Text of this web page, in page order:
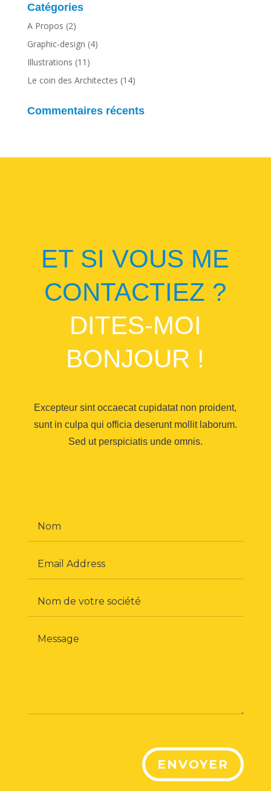
Catégories
A Propos (2)
Graphic-design (4)
Illustrations (11)
Le coin des Architectes (14)
Commentaires récents
ET SI VOUS ME
CONTACTIEZ ?
DITES-MOI
BONJOUR !
Excepteur sint occaecat cupidatat non proident,
sunt in culpa qui officia deserunt mollit laborum.
Sed ut perspiciatis unde omnis.
ENVOYER